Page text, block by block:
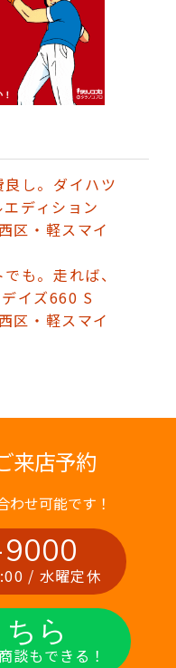
し。ダイハツ
エディション
・軽スマイ
も。走れば、
デイズ660 S
・軽スマイ
来店予約
わせ可能です！
/ 水曜定休
ら
談もできる！